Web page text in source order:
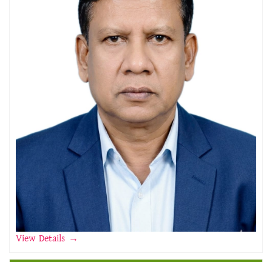
View Details →